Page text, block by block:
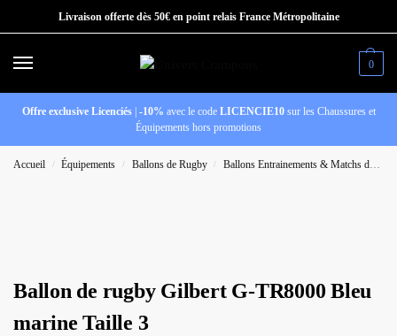
Livraison offerte dès 50€ en point relais France Métropolitaine
0
Offre exclusive Licenciés| -10% avec le code LICENCIE10sur les Chaussures et
Équipements hors promotions
Accueil / Équipements / Ballons de Rugby / Ballons Entrainements & Matchs de Rugby
Ballon de rugby Gilbert G-TR8000 Bleu
marine Taille 3